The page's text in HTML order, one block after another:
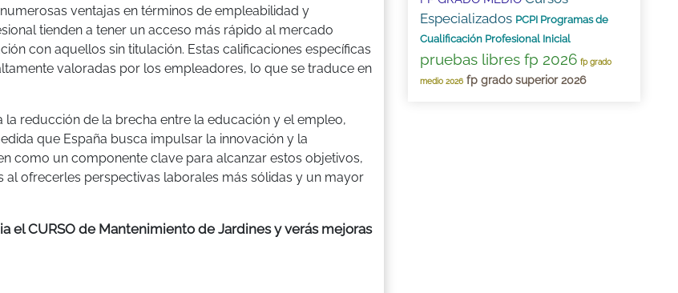
ventajas en términos de empleabilidad y
tienden a tener un acceso más rápido al mercado
con aquellos sin titulación. Estas calificaciones específicas
valoradas por los empleadores, lo que se traduce en
reducción de la brecha entre la educación y el empleo,
que España busca impulsar la innovación y la
como un componente clave para alcanzar estos objetivos,
ofrecerles perspectivas laborales más sólidas y un mayor
el CURSO de Mantenimiento de Jardines y verás mejoras
Especializados PCPI Programas de
Cualificación Profesional Inicial
pruebas libres fp 2026 fp grado
medio 2026 fp grado superior 2026